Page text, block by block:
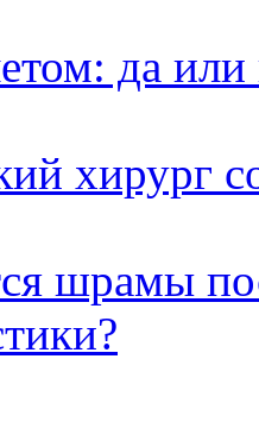
да или
хирург
шрамы